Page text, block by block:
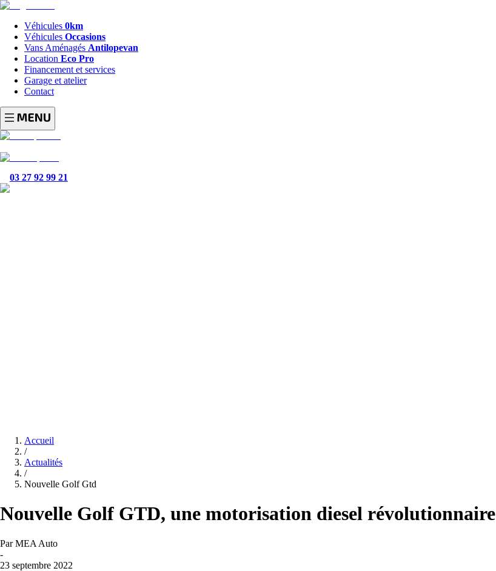
Véhicules 0km
Véhicules Occasions
Vans Aménagés Antilopevan
Location Eco Pro
Financement et services
Garage et atelier
Contact
03 27 92 99 21
Accueil
/
Actualités
/
Nouvelle Golf Gtd
Nouvelle Golf GTD, une motorisation diesel révolutionnaire
ParMEA Auto
-
23 septembre 2022